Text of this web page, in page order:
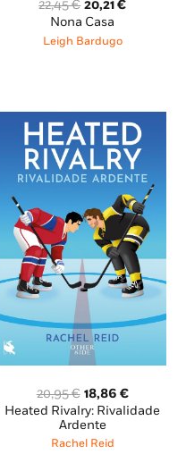
22,45€ O
preço
original
20,21€O
Nona Casa
Leigh Bardugo
20,95€ O
preço
original
era:
18,86 €O
preço
Heated Rivalry: Rivalidade
Ardente
Rachel Reid